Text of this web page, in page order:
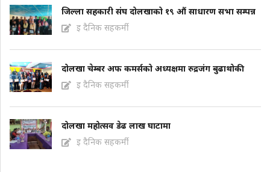
जिल्ला सहकारी संघ दोलखाको १९ औं साधारण सभा सम्पन्न
इ दैनिक सहकर्मी
दोलखा चेम्बर अफ कमर्सको अध्यक्षमा रुद्रजंग बुढाथोकी
इ दैनिक सहकर्मी
दोलखा महोत्सव डेढ लाख घाटामा
इ दैनिक सहकर्मी